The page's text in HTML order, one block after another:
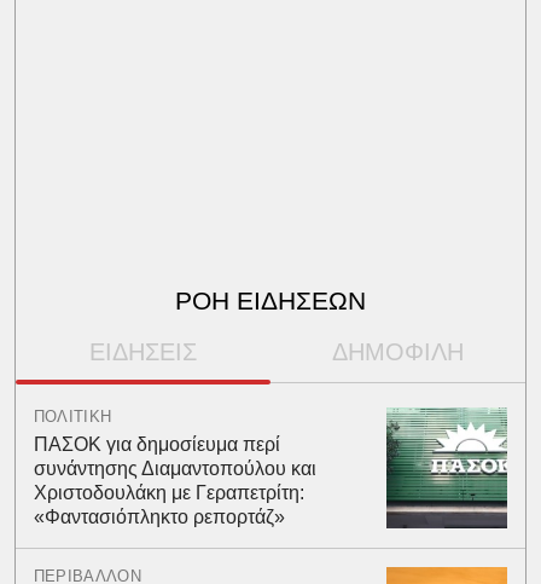
ΡΟΗ ΕΙΔΗΣΕΩΝ
ΕΙΔΗΣΕΙΣ ΔΗΜΟΦΙΛΗ
ΠΟΛΙΤΙΚΗ
ΠΑΣΟΚ για δημοσίευμα περί
συνάντησης Διαμαντοπούλου και
Χριστοδουλάκη με Γεραπετρίτη:
«Φαντασιόπληκτο ρεπορτάζ»
ΠΕΡΙΒΑΛΛΟΝ